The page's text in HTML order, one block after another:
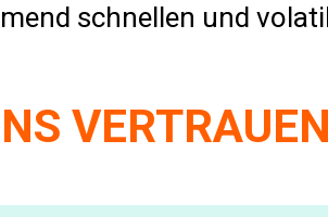
schnellen und
VERTRAUEN